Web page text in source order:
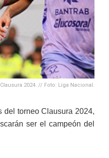
2024. // Foto: Liga Nacional.
del torneo Clausura 2024,
ser el campeón del